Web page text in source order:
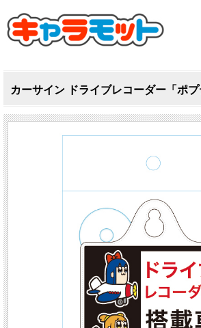
カーサイン ドライブレコーダー「ポプ